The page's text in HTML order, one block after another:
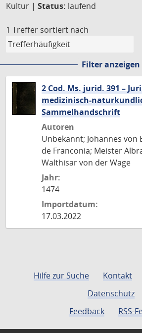
Kultur | Status: laufend
1 Treffer sortiert nach
Filter anzeigen
2 Cod. Ms. jurid. 391 –
medizinisch-
Sammelhandschrift
Autoren
Unbekannt; Johannes von
de Franconia; Meister
Walthisar von der Wage
Jahr:
1474
Importdatum:
17.03.2022
Hilfe zur Suche Kontakt
Datenschutz
Feedback
RSS-